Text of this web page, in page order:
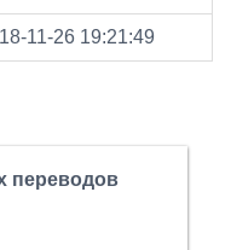
11-26 19:21:49
переводов